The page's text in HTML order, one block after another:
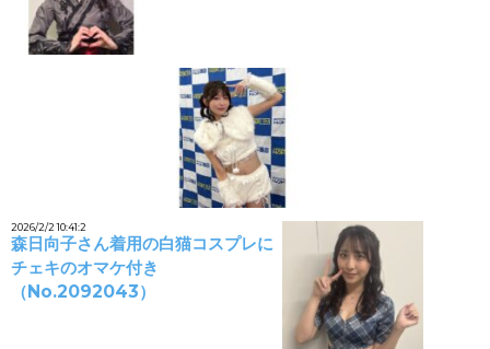
2026/2/2 10:41:2
森日向子さん着用の白猫コスプレに
チェキのオマケ付き
（No.2092043）